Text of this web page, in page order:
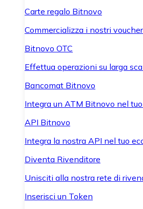
Carte regalo Bitnovo
Commercializza i nostri
Bitnovo OTC
Effettua operazioni su larga
Bancomat Bitnovo
Integra un ATM Bitnovo nel
API Bitnovo
Integra la nostra API nel tuo
Diventa Rivenditore
Unisciti alla nostra rete di
Inserisci un Token